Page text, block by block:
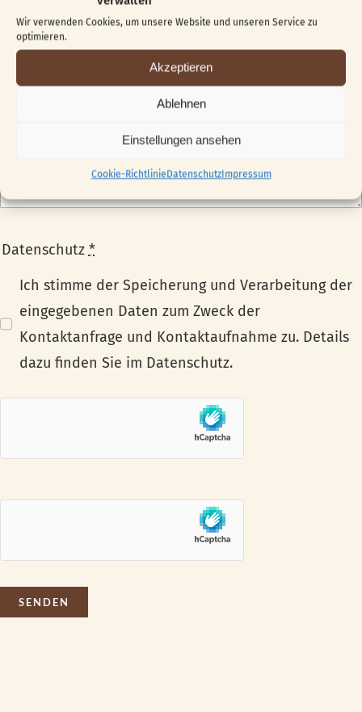
Wir verwenden Cookies, um unsere Website und unseren Service zu
optimieren.
Akzeptieren
Ablehnen
Einstellungen ansehen
Cookie-RichtlinieDatenschutzImpressum
Datenschutz *
Ich stimme der Speicherung und Verarbeitung der
eingegebenen Daten zum Zweck der
Kontaktanfrage und Kontaktaufnahme zu. Details
dazu finden Sie im Datenschutz.
SENDEN